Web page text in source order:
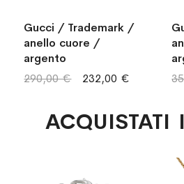
Gucci / Trademark /
anello cuore /
argento
232,00 €
290,00 €
ACQUISTATI